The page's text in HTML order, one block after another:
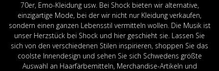
70er, Emo-Kleidung usw. Bei Shock bieten wir alternative,
einzigartige Mode, bei der wir nicht nur Kleidung verkaufen,
sondern einen ganzen Lebensstil vermitteln wollen. Die Musik ist
unser Herzstück bei Shock und hier geschieht sie. Lassen Sie
sich von den verschiedenen Stilen inspirieren, shoppen Sie das
coolste Innendesign und sehen Sie sich Schwedens größte
Auswahl an Haarfärbemitteln, Merchandise-Artikeln und